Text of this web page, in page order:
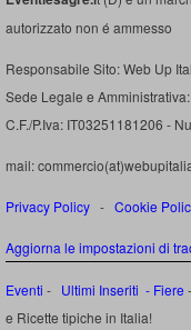
autorizzato non é ammesso
Responsabile Sito: Web Up
Sede Legale e
C.F./P.Iva: IT03251181206 -
mail:
Privacy Policy - Cookie
Aggiorna le impostazioni di
Eventi - Ultimi Inseriti - Fiere -
e Ricette tipiche in Italia!